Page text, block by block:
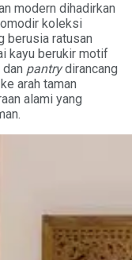
modern dihadirkan
koleksi
berusia ratusan
kayu berukir motif
dan pantrydirancang
arah taman
alami yang